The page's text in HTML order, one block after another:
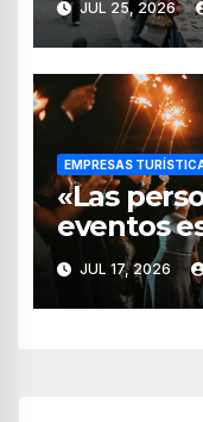
JUL 25, 2026
EMPRESAS
«Las
eventos
quieren
Adrián
JUL 17, 2026